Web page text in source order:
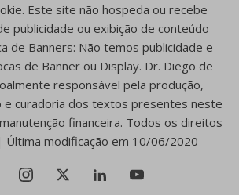
Este site não hospeda ou recebe
publicidade ou exibição de conteúdo
de Banners: Não temos publicidade e
de Banner ou Display. Dr. Diego de
responsável pela produção,
e curadoria dos textos presentes neste
financeira. Todos os direitos
modificação em 10/06/2020